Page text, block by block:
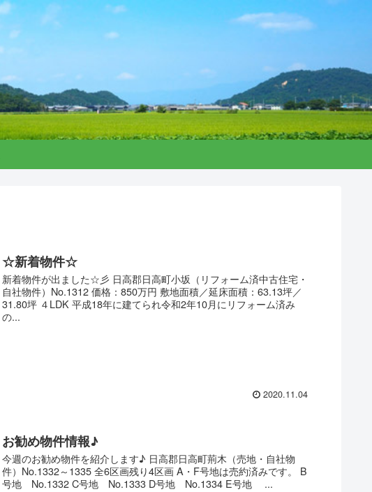
☆新着物件☆
新着物件が出ました☆彡 日高郡日高町小坂（リフォーム済中古住宅・
自社物件）No.1312 価格：850万円 敷地面積／延床面積：63.13坪／
31.80坪 ４LDK 平成18年に建てられ令和2年10月にリフォーム済み
の...
2020.11.04
お勧め物件情報♪
今週のお勧め物件を紹介します♪ 日高郡日高町荊木（売地・自社物
件）No.1332～1335 全6区画残り4区画 A・F号地は売約済みです。 B
号地 No.1332 C号地 No.1333 D号地 No.1334 E号地 ...